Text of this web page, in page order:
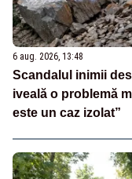
6 aug. 2026, 13:48
Scandalul inimii
iveală o problemă
este un caz izolat”